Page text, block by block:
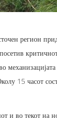
регион
15 часот
и во текот на